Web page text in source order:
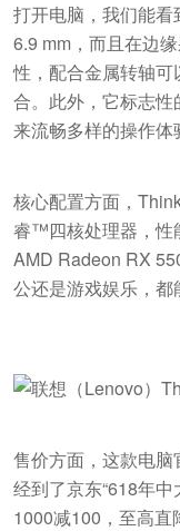
打开电脑，我们能
6.9 mm，而且在边
性，配合金属转轴
合。此外，它标志
来流畅多样的操作体
核心配置方面，
睿™四核处理器，性
AMD Radeon RX
公还是游戏娱乐，都
售价方面，这款电
经到了京东“618年
1000减100，至高